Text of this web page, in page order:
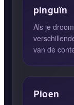
pinguïn
Als je
van de
Pioen